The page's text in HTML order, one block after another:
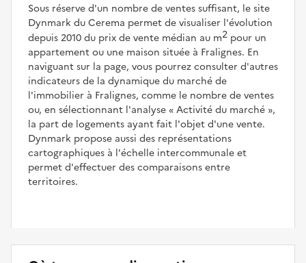
Sous réserve d'un nombre de ventes suffisant, le site
Dynmark du Cerema permet de visualiser l'évolution
depuis 2010 du prix de vente médian au m2 pour un
appartement ou une maison située à Fralignes. En
naviguant sur la page, vous pourrez consulter d'autres
indicateurs de la dynamique du marché de
l'immobilier à Fralignes, comme le nombre de ventes
ou, en sélectionnant l'analyse
Activité du marché ,
la part de logements ayant fait l'objet d'une vente.
Dynmark propose aussi des représentations
cartographiques à l'échelle intercommunale et
permet d'effectuer des comparaisons entre
territoires.